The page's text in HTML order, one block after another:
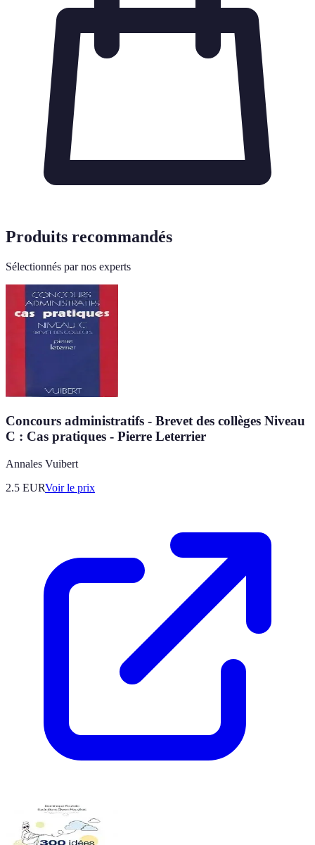
Produits recommandés
Sélectionnés par nos experts
Concours administratifs - Brevet des collèges Niveau
C : Cas pratiques - Pierre Leterrier
Annales Vuibert
2.5 EURVoir le prix